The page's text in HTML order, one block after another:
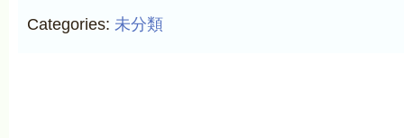
Categories: 未分類